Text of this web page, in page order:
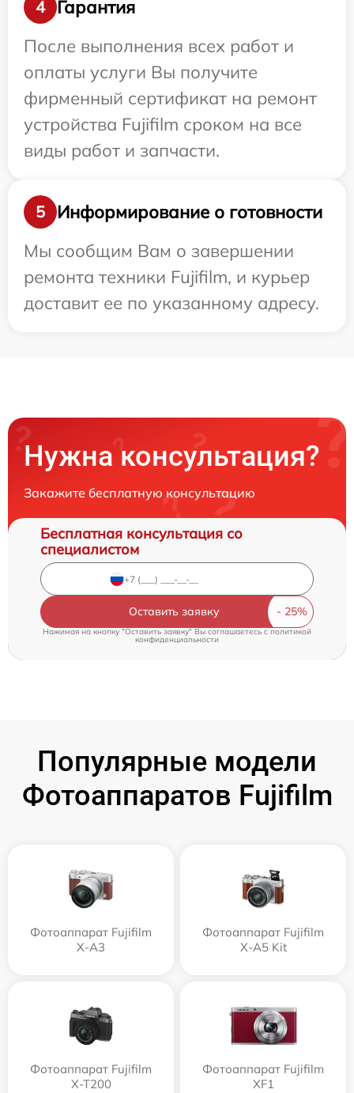
4
Гарантия
После выполнения всех работ и
оплаты услуги Вы получите
фирменный сертификат на ремонт
устройства Fujifilm сроком на все
виды работ и запчасти.
5
Информирование о готовности
Мы сообщим Вам о завершении
ремонта техники Fujifilm, и курьер
доставит ее по указанному адресу.
Нужна консультация?
Закажите бесплатную консультацию
Бесплатная консультация со
специалистом
Оставить заявку
Нажимая на кнопку "Оставить заявку" Вы соглашаетесь c политикой
конфиденциальности
Популярные модели
Фотоаппаратов Fujifilm
Фотоаппарат Fujifilm
X-A3
Фотоаппарат Fujifilm
X-A5 Kit
Фотоаппарат Fujifilm
X-T200
Фотоаппарат Fujifilm
XF1